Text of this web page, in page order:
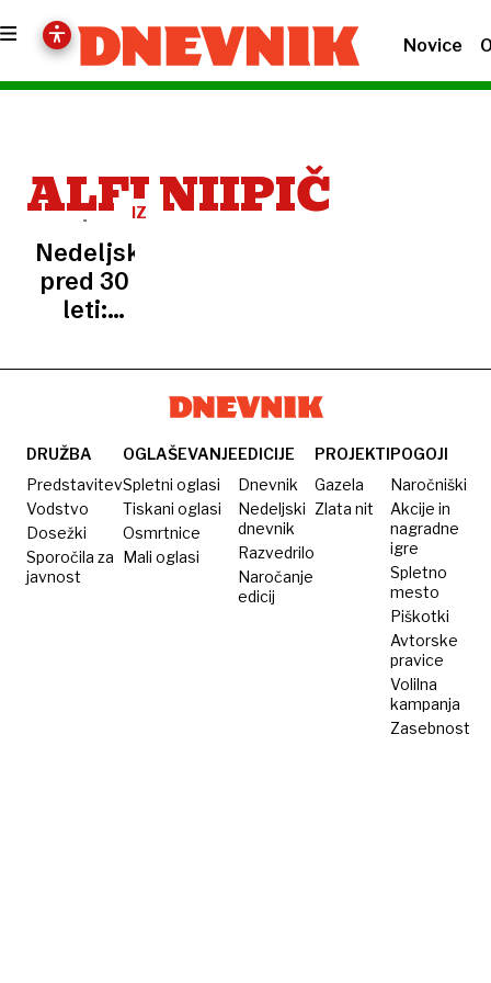
Novice
ALFI NIIPIČ
IZ
Nedeljski
pred 30
leti:
moških
DRUŽBA
Predstavitev
Vodstvo
Dosežki
Sporočila za
javnost
OGLAŠEVANJE
Spletni oglasi
Tiskani oglasi
Osmrtnice
Mali oglasi
EDICIJE
Dnevnik
Nedeljski
dnevnik
Razvedrilo
Naročanje
edicij
PROJEKTI
Gazela
Zlata nit
POGOJI
Naročniški
Akcije in
nagradne
igre
Spletno
mesto
Piškotki
Avtorske
pravice
Volilna
kampanja
Zasebnost